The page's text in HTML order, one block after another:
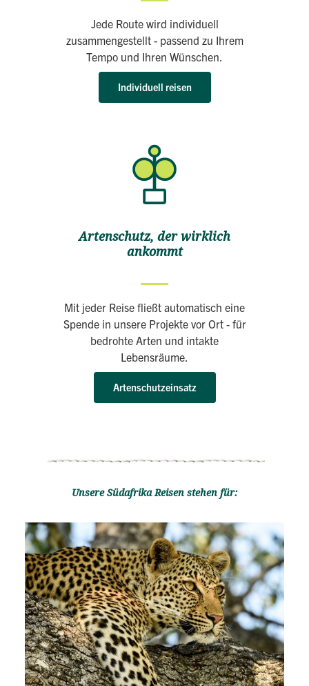
Jede Route wird individuell
zusammengestellt - passend zu Ihrem
Tempo und Ihren Wünschen.
Individuell reisen
Artenschutz, der wirklich
ankommt
Mit jeder Reise fließt automatisch eine
Spende in unsere Projekte vor Ort - für
bedrohte Arten und intakte
Lebensräume.
Artenschutzeinsatz
Unsere Südafrika Reisen stehen für: